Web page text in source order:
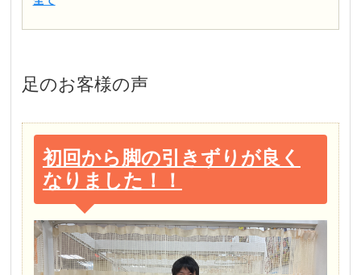
足のお客様の声
初回から脚の引きずりが良く
なりました！！